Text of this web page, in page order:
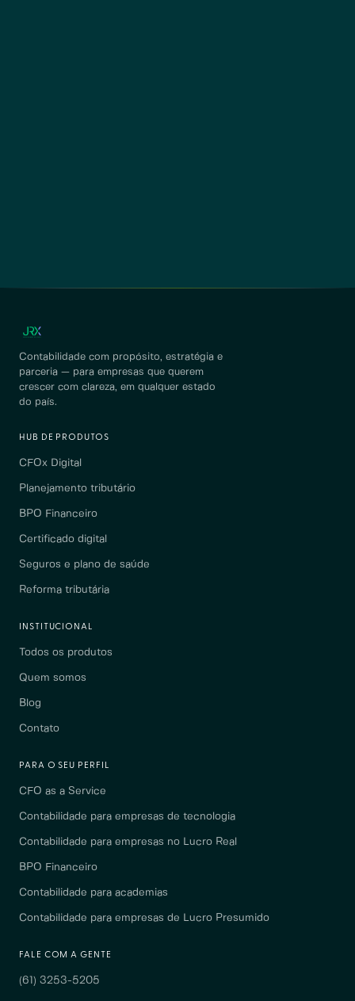
Contabilidade com propósito, estratégia e
parceria — para empresas que querem
crescer com clareza, em qualquer estado
do país.
HUB DE PRODUTOS
CFOx Digital
Planejamento tributário
BPO Financeiro
Certificado digital
Seguros e plano de saúde
Reforma tributária
INSTITUCIONAL
Todos os produtos
Quem somos
Blog
Contato
PARA O SEU PERFIL
CFO as a Service
Contabilidade para empresas de tecnologia
Contabilidade para empresas no Lucro Real
BPO Financeiro
Contabilidade para academias
Contabilidade para empresas de Lucro Presumido
FALE COM A GENTE
(61) 3253-5205